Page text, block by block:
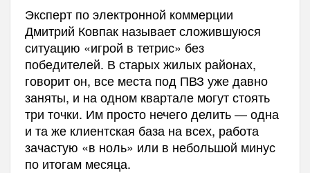
Эксперт по электронной коммерции
Дмитрий Ковпак называет сложившуюся
ситуацию «игрой в тетрис» без
победителей. В старых жилых районах,
говорит он, все места под ПВЗ уже давно
заняты, и на одном квартале могут стоять
три точки. Им просто нечего делить — одна
и та же клиентская база на всех, работа
зачастую «в ноль» или в небольшой минус
по итогам месяца.